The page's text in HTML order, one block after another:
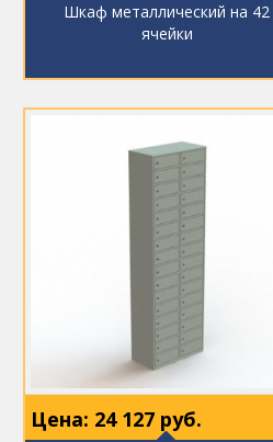
Шкаф металлический на 42
ячейки
Цена: 24 127 руб.